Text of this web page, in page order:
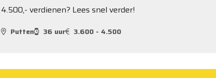
4.500,- verdienen? Lees snel verder!
Putten 36 uur 3.600 - 4.500